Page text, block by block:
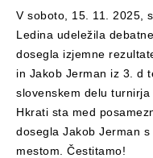
V soboto, 15. 11. 2025,
Ledina udeležila
dosegla izjemne
in Jakob Jerman iz 3. d
slovenskem delu
Hkrati sta med
dosegla Jakob Jerman s
mestom. Čestitamo!